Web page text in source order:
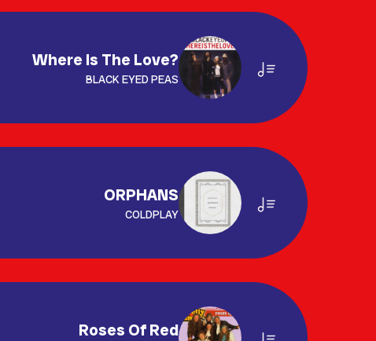
Where Is The Love?
BLACK EYED PEAS
ORPHANS
COLDPLAY
Roses Of Red